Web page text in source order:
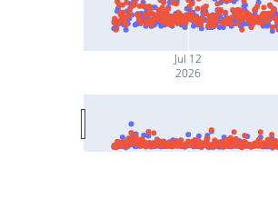
Jul 12
2026